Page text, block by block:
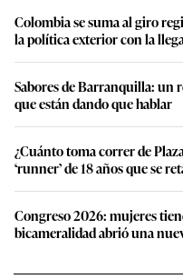
Colombia se suma al giro
la política exterior con la
Sabores de Barranquilla: un
que están dando que hablar
¿Cuánto toma correr de
‘runner’ de 18 años que se
Congreso 2026: mujeres
bicameralidad abrió una